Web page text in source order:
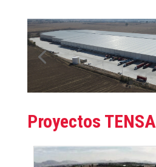
Proyectos TENSA